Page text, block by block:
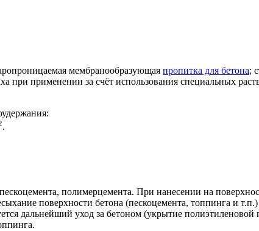
мембранообразующая пропитка для бетона;
применении за счёт использования специальных
.
полимерцемента. При нанесении на
поверхности бетона (пескоцемента, топпинга и
дальнейший уход за бетоном (укрытие